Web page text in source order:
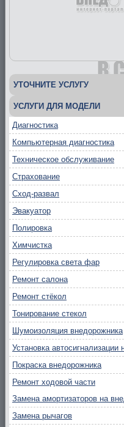
УТОЧНИТЕ УСЛУГУ
УСЛУГИ ДЛЯ МОДЕЛИ
Диагностика
Компьютерная диагностика
Техническое обслуживание
Страхование
Сход-развал
Эвакуатор
Полировка
Химчистка
Регулировка света фар
Ремонт салона
Ремонт стёкол
Тонирование стекол
Шумоизоляция внедорожника
Установка автосигнализации
Покраска внедорожника
Ремонт ходовой части
Замена амортизаторов на
Замена рычагов